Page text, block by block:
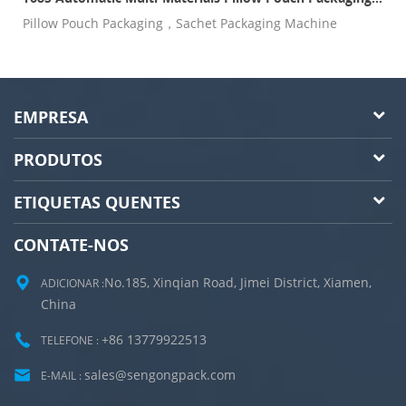
Pillow Pouch Packaging，Sachet Packaging Machine
EMPRESA
PRODUTOS
ETIQUETAS QUENTES
CONTATE-NOS
ADICIONAR :No.185, Xinqian Road, Jimei District, Xiamen,
China
TELEFONE : +86 13779922513
E-MAIL : sales@sengongpack.com